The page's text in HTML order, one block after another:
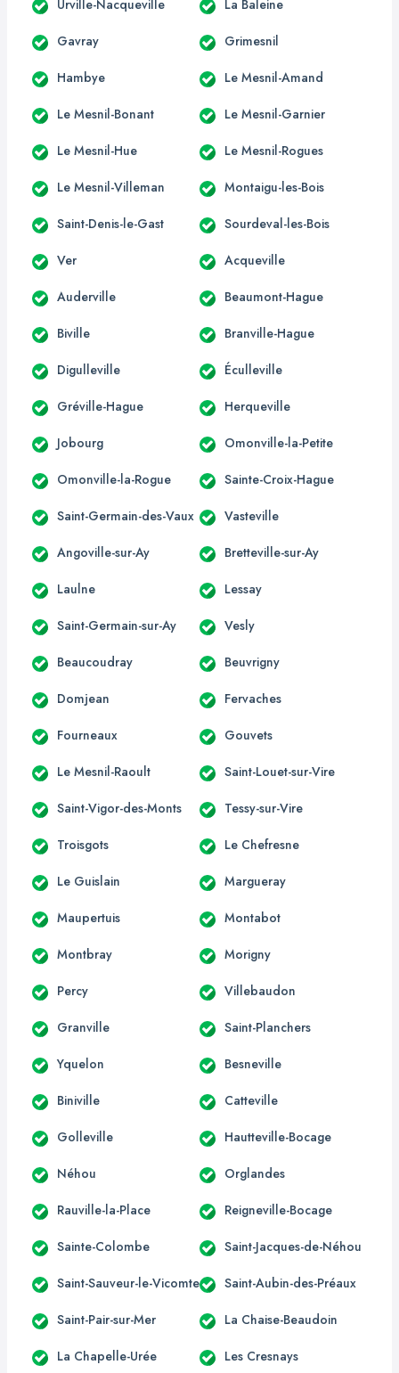
Urville-Nacqueville La Baleine
Gavray Grimesnil
Hambye Le Mesnil-Amand
Le Mesnil-Bonant Le Mesnil-Garnier
Le Mesnil-Hue Le Mesnil-Rogues
Le Mesnil-Villeman Montaigu-les-Bois
Saint-Denis-le-Gast Sourdeval-les-Bois
Ver Acqueville
Auderville Beaumont-Hague
Biville Branville-Hague
Digulleville Éculleville
Gréville-Hague Herqueville
Jobourg Omonville-la-Petite
Omonville-la-Rogue Sainte-Croix-Hague
Saint-Germain-des-Vaux Vasteville
Angoville-sur-Ay Bretteville-sur-Ay
Laulne Lessay
Saint-Germain-sur-Ay Vesly
Beaucoudray Beuvrigny
Domjean Fervaches
Fourneaux Gouvets
Le Mesnil-Raoult Saint-Louet-sur-Vire
Saint-Vigor-des-Monts Tessy-sur-Vire
Troisgots Le Chefresne
Le Guislain Margueray
Maupertuis Montabot
Montbray Morigny
Percy Villebaudon
Granville Saint-Planchers
Yquelon Besneville
Biniville Catteville
Golleville Hautteville-Bocage
Néhou Orglandes
Rauville-la-Place Reigneville-Bocage
Sainte-Colombe Saint-Jacques-de-Néhou
Saint-Sauveur-le-Vicomte Saint-Aubin-des-Préaux
Saint-Pair-sur-Mer La Chaise-Beaudoin
La Chapelle-Urée Les Cresnays